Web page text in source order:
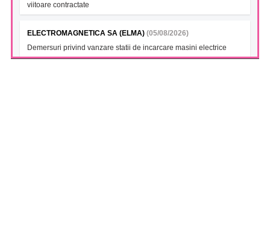
viitoare contractate
ELECTROMAGNETICA SA (ELMA) (05/08/2026)
Demersuri privind vanzare statii de incarcare masini electrice